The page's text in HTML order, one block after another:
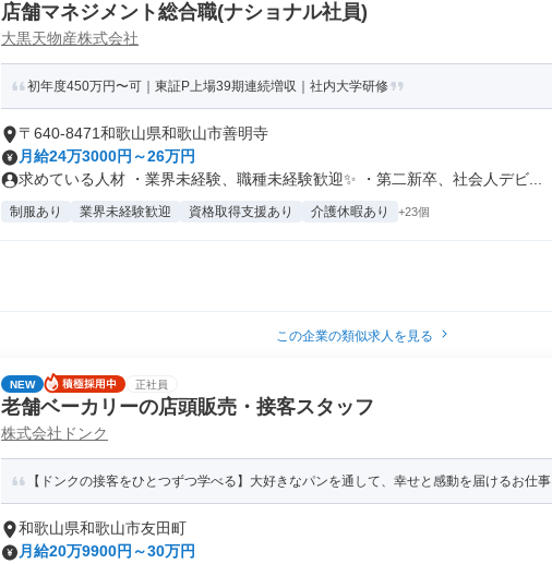
店舗マネジメント総合職(ナショナル社員)
大黒天物産株式会社
初年度450万円〜可｜東証P上場39期連続増収｜社内大学研修
〒640-8471和歌山県和歌山市善明寺
月給24万3000円～26万円
求めている人材 ・業界未経験、職種未経験歓迎✨ ・第二新卒、社会人デビ...
制服あり 業界未経験歓迎 資格取得支援あり 介護休暇あり +23個
この企業の類似求人を見る
NEW 正社員
老舗ベーカリーの店頭販売・接客スタッフ
株式会社ドンク
【ドンクの接客をひとつずつ学べる】大好きなパンを通して、幸せと感動を届けるお仕事
和歌山県和歌山市友田町
月給20万9900円～30万円